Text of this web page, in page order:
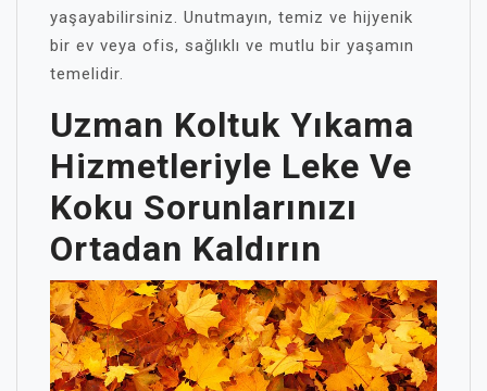
yaşayabilirsiniz. Unutmayın, temiz ve hijyenik
bir ev veya ofis, sağlıklı ve mutlu bir yaşamın
temelidir.
Uzman Koltuk Yıkama
Hizmetleriyle Leke Ve
Koku Sorunlarınızı
Ortadan Kaldırın